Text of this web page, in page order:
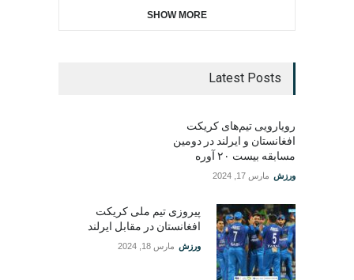
SHOW MORE
Latest Posts
رویارویی تیم‌های کریکت
افغانستان و ایرلند در دومین
مسابقه بیست ۲۰ آوره
ورزش مارس 17, 2024
پیروزی تیم ملی کریکت
افغانستان در مقابل ایرلند
ورزش مارس 18, 2024